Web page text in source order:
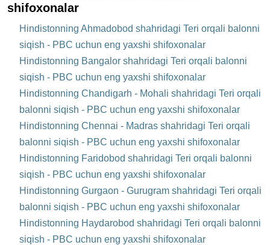
shifoxonalar
Hindistonning Ahmadobod shahridagi Teri orqali balonni
siqish - PBC uchun eng yaxshi shifoxonalar
Hindistonning Bangalor shahridagi Teri orqali balonni
siqish - PBC uchun eng yaxshi shifoxonalar
Hindistonning Chandigarh - Mohali shahridagi Teri orqali
balonni siqish - PBC uchun eng yaxshi shifoxonalar
Hindistonning Chennai - Madras shahridagi Teri orqali
balonni siqish - PBC uchun eng yaxshi shifoxonalar
Hindistonning Faridobod shahridagi Teri orqali balonni
siqish - PBC uchun eng yaxshi shifoxonalar
Hindistonning Gurgaon - Gurugram shahridagi Teri orqali
balonni siqish - PBC uchun eng yaxshi shifoxonalar
Hindistonning Haydarobod shahridagi Teri orqali balonni
siqish - PBC uchun eng yaxshi shifoxonalar